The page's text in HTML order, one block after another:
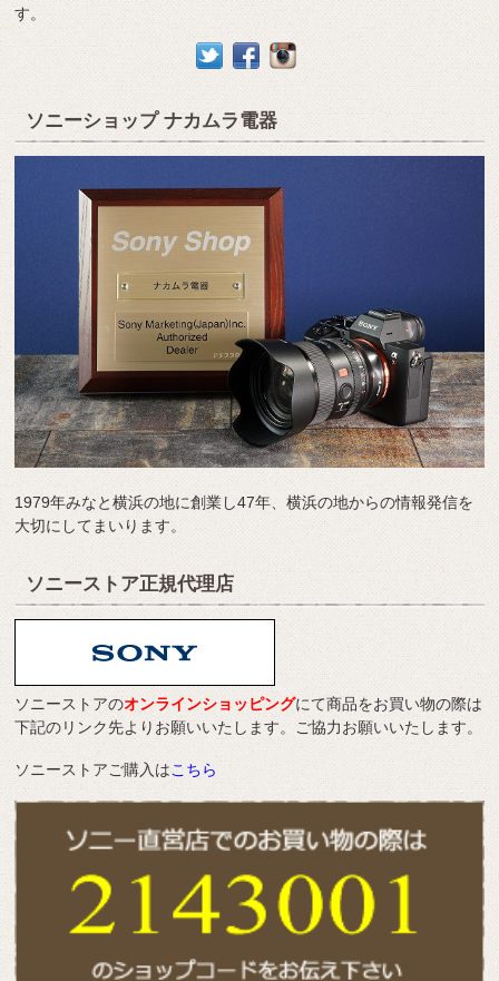
す。
ソニーショップ ナカムラ電器
1979年みなと横浜の地に創業し47年、横浜の地からの情報発信を
大切にしてまいります。
ソニーストア正規代理店
ソニーストアのオンラインショッピングにて商品をお買い物の際は
下記のリンク先よりお願いいたします。ご協力お願いいたします。
ソニーストアご購入はこちら